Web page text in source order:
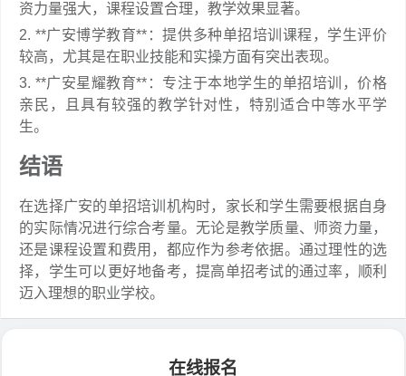
资力量强大，课程设置合理，教学效果显著。
2. **广安博学教育**：提供多种单招培训课程，学生评价
较高，尤其是在职业技能和实操方面有突出表现。
3. **广安星耀教育**：专注于本地学生的单招培训，价格
亲民，且具有较强的教学针对性，特别适合中等水平学
生。
结语
在选择广安的单招培训机构时，家长和学生需要根据自身
的实际情况进行综合考量。无论是教学质量、师资力量，
还是课程设置和费用，都应作为参考依据。通过理性的选
择，学生可以更好地备考，提高单招考试的通过率，顺利
迈入理想的职业学校。
在线报名